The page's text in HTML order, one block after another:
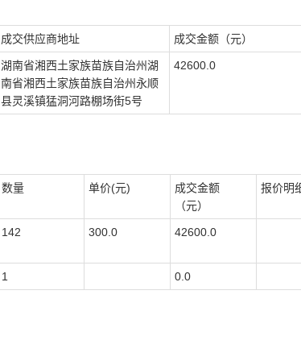
成交供应商地址 成交金额（元）
湖南省湘西土家族苗族自治州湖
南省湘西土家族苗族自治州永顺
县灵溪镇猛洞河路棚场街5号
42600.0
数量 单价(元)
成交金额
（元）
报价明
142 300.0 42600.0
1 0.0